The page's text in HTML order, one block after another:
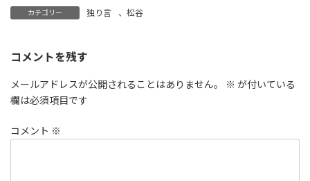
カテゴリー 独り言 、 松谷
コメントを残す
メールアドレスが公開されることはありません。 ※ が付いている
欄は必須項目です
コメント ※